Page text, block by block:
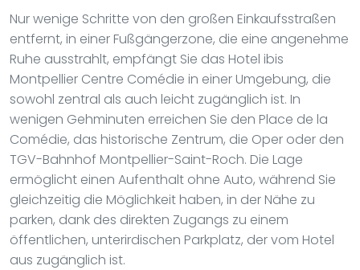
Nur wenige Schritte von den großen Einkaufsstraßen
entfernt, in einer Fußgängerzone, die eine angenehme
Ruhe ausstrahlt, empfängt Sie das Hotel ibis
Montpellier Centre Comédie in einer Umgebung, die
sowohl zentral als auch leicht zugänglich ist. In
wenigen Gehminuten erreichen Sie den Place de la
Comédie, das historische Zentrum, die Oper oder den
TGV-Bahnhof Montpellier-Saint-Roch. Die Lage
ermöglicht einen Aufenthalt ohne Auto, während Sie
gleichzeitig die Möglichkeit haben, in der Nähe zu
parken, dank des direkten Zugangs zu einem
öffentlichen, unterirdischen Parkplatz, der vom Hotel
aus zugänglich ist.